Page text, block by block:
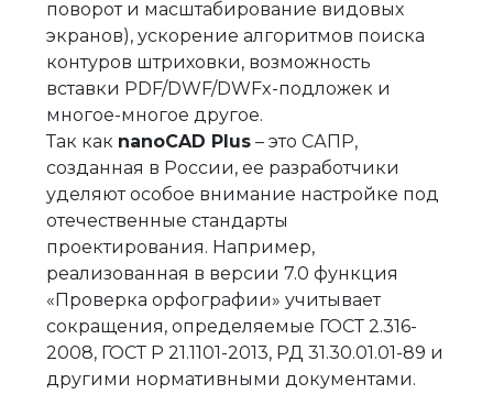
поворот и масштабирование видовых
экранов), ускорение алгоритмов поиска
контуров штриховки, возможность
вставки PDF/DWF/DWFx-подложек и
многое-многое другое.
Так как nanoCAD Plus – это САПР,
созданная в России, ее разработчики
уделяют особое внимание настройке под
отечественные стандарты
проектирования. Например,
реализованная в версии 7.0 функция
«Проверка орфографии» учитывает
сокращения, определяемые ГОСТ 2.316-
2008, ГОСТ Р 21.1101-2013, РД 31.30.01.01-89 и
другими нормативными документами.